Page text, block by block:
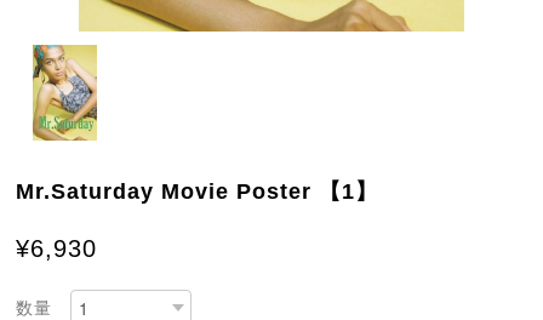
Mr.Saturday Movie Poster 【1】
¥6,930
数量